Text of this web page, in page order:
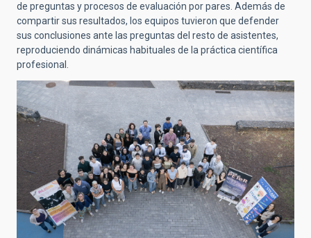
de preguntas y procesos de evaluación por pares. Además de
compartir sus resultados, los equipos tuvieron que defender
sus conclusiones ante las preguntas del resto de asistentes,
reproduciendo dinámicas habituales de la práctica científica
profesional.